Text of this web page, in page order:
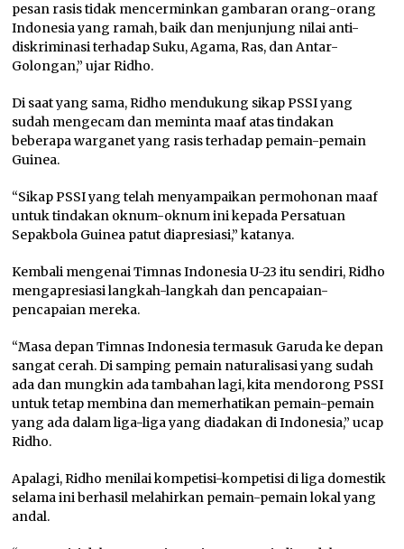
pesan rasis tidak mencerminkan gambaran orang-orang
Indonesia yang ramah, baik dan menjunjung nilai anti-
diskriminasi terhadap Suku, Agama, Ras, dan Antar-
Golongan,” ujar Ridho.
Di saat yang sama, Ridho mendukung sikap PSSI yang
sudah mengecam dan meminta maaf atas tindakan
beberapa warganet yang rasis terhadap pemain-pemain
Guinea.
“Sikap PSSI yang telah menyampaikan permohonan maaf
untuk tindakan oknum-oknum ini kepada Persatuan
Sepakbola Guinea patut diapresiasi,” katanya.
Kembali mengenai Timnas Indonesia U-23 itu sendiri, Ridho
mengapresiasi langkah-langkah dan pencapaian-
pencapaian mereka.
“Masa depan Timnas Indonesia termasuk Garuda ke depan
sangat cerah. Di samping pemain naturalisasi yang sudah
ada dan mungkin ada tambahan lagi, kita mendorong PSSI
untuk tetap membina dan memerhatikan pemain-pemain
yang ada dalam liga-liga yang diadakan di Indonesia,” ucap
Ridho.
Apalagi, Ridho menilai kompetisi-kompetisi di liga domestik
selama ini berhasil melahirkan pemain-pemain lokal yang
andal.